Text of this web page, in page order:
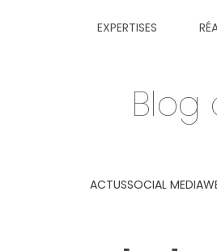
EXPERTISES
ACTUSSOCIAL MEDIA